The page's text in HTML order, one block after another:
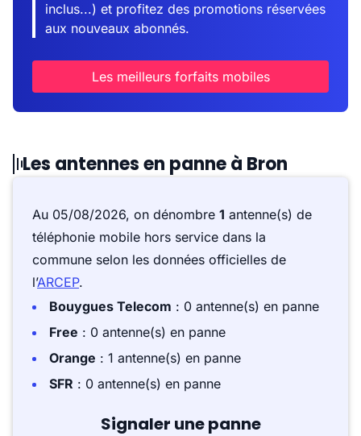
inclus...) et profitez des promotions réservées
aux nouveaux abonnés.
Les meilleurs forfaits mobiles
Les antennes en panne à Bron
Au 05/08/2026, on dénombre 1 antenne(s) de
téléphonie mobile hors service dans la
commune selon les données officielles de
l’ARCEP.
Bouygues Telecom : 0 antenne(s) en panne
Free : 0 antenne(s) en panne
Orange : 1 antenne(s) en panne
SFR : 0 antenne(s) en panne
Signaler une panne